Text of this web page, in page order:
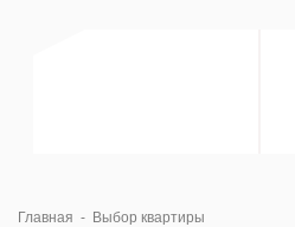
Главная - Выбор квартиры